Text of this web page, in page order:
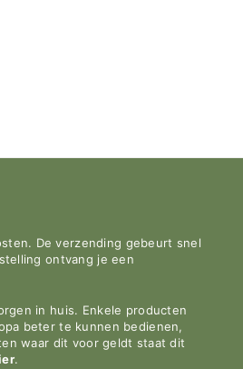
De verzending gebeurt snel
ontvang je een
in huis. Enkele producten
beter te kunnen bedienen,
waar dit voor geldt staat dit
.